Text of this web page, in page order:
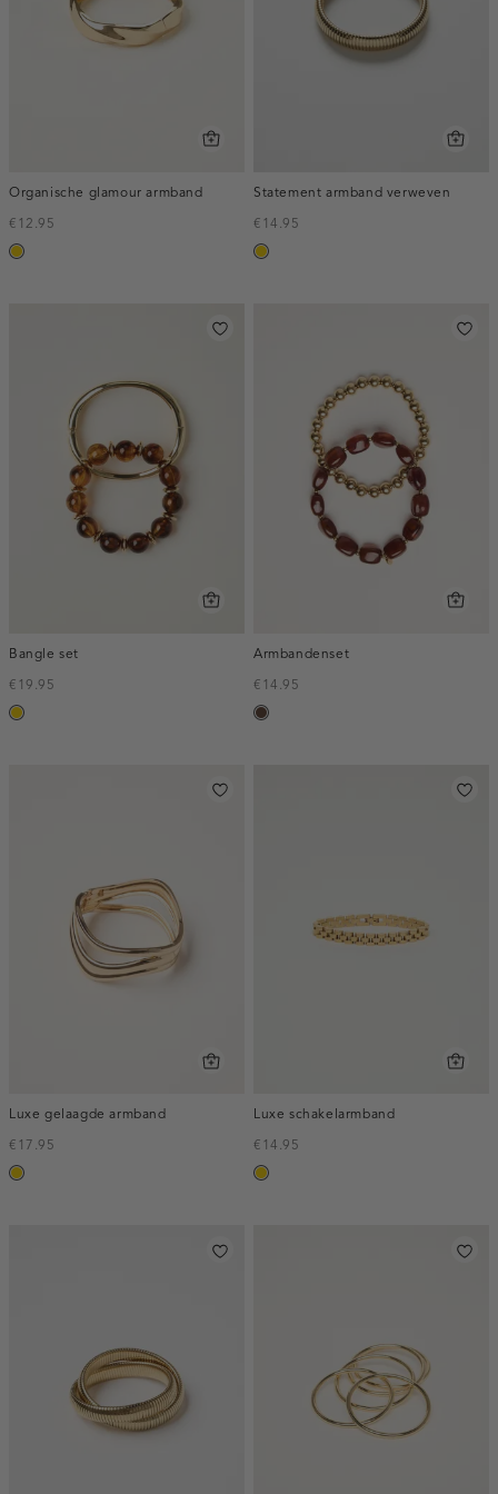
Organische glamour armband
€12.95
goud
Statement armband verweven
€14.95
goud
Bangle set
€19.95
goud
Armbandenset
€14.95
donkerbruin
Luxe gelaagde armband
€17.95
goud
Luxe schakelarmband
€14.95
goud